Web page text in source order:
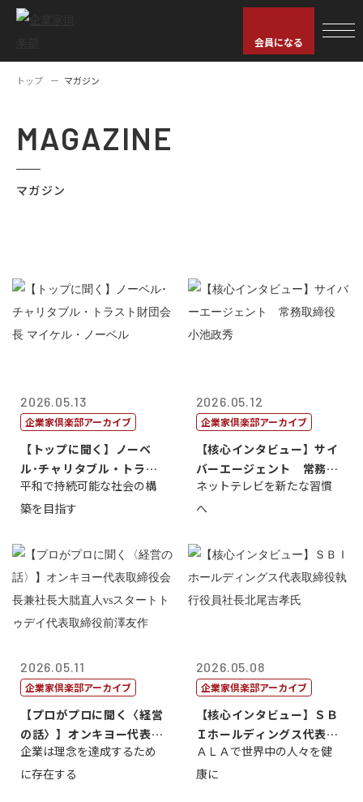
会員になる
トップ マガジン
MAGAZINE
マガジン
2026.05.13
企業家倶楽部アーカイブ
【トップに聞く】ノーベ
ル･チャリタブル・トラス
ト財団会長 マ...
平和で持続可能な社会の構
築を目指す
2026.05.12
企業家倶楽部アーカイブ
【核心インタビュー】サイ
バーエージェント 常務取
締役 小池政...
ネットテレビを新たな習慣
へ
2026.05.11
企業家倶楽部アーカイブ
【プロがプロに聞く〈経営
の話〉】オンキヨー代表取
締役会長兼社...
企業は理念を達成するため
に存在する
2026.05.08
企業家倶楽部アーカイブ
【核心インタビュー】ＳＢ
Ｉホールディングス代表取
締役執行役員...
ＡＬＡで世界中の人々を健
康に